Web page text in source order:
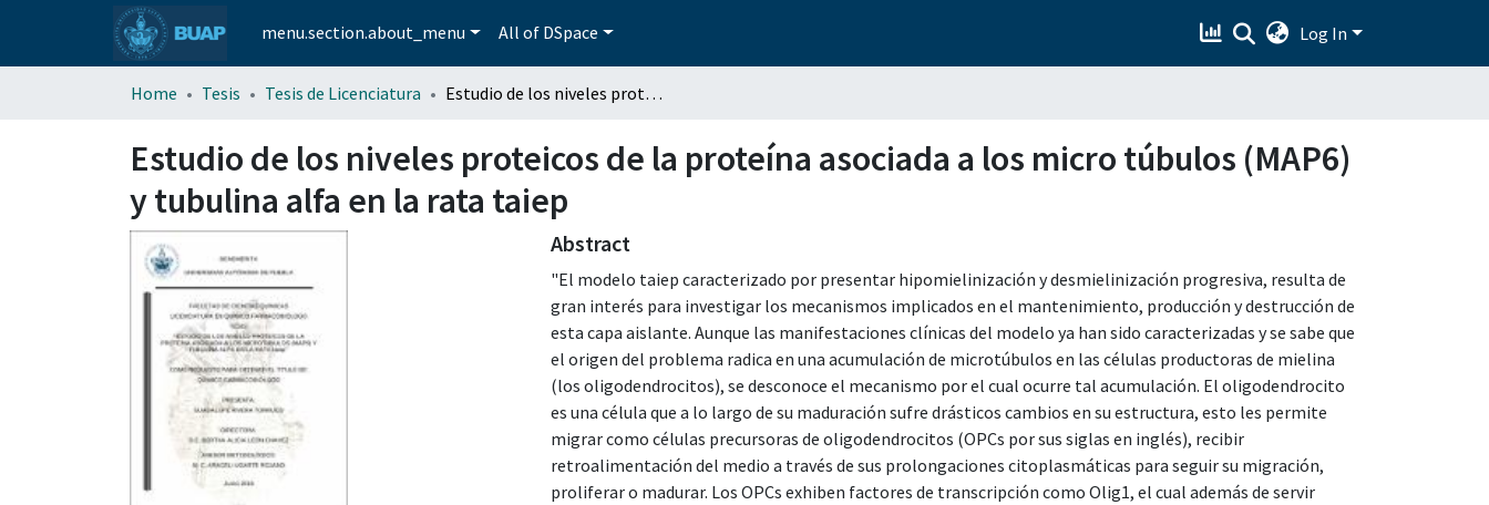
menu.section.about_menu All of DSpace Log In
Home Tesis Tesis de Licenciatura Estudio de los niveles proteicos de la proteína asociada a los micro túbulos (MAP6) y tubulina alfa en la rata taiep
Estudio de los niveles proteicos de la proteína asociada a los micro túbulos (MAP6)
y tubulina alfa en la rata taiep
Abstract
"El modelo taiep caracterizado por presentar hipomielinización y desmielinización progresiva, resulta de
gran interés para investigar los mecanismos implicados en el mantenimiento, producción y destrucción de
esta capa aislante. Aunque las manifestaciones clínicas del modelo ya han sido caracterizadas y se sabe que
el origen del problema radica en una acumulación de microtúbulos en las células productoras de mielina
(los oligodendrocitos), se desconoce el mecanismo por el cual ocurre tal acumulación. El oligodendrocito
es una célula que a lo largo de su maduración sufre drásticos cambios en su estructura, esto les permite
migrar como células precursoras de oligodendrocitos (OPCs por sus siglas en inglés), recibir
retroalimentación del medio a través de sus prolongaciones citoplasmáticas para seguir su migración,
proliferar o madurar. Los OPCs exhiben factores de transcripción como Olig1, el cual además de servir